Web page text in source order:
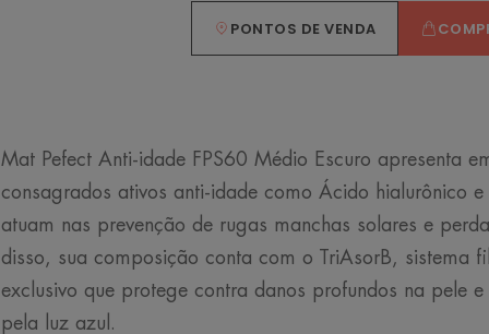
PONTOS DE VENDA
Mat Pefect Anti-idade FPS60 Médio Escuro apresenta
consagrados ativos anti-idade como Ácido hialurônico
atuam nas prevenção de rugas manchas solares e
disso, sua composição conta com o TriAsorB, sistema
exclusivo que protege contra danos profundos na pele
pela luz azul.